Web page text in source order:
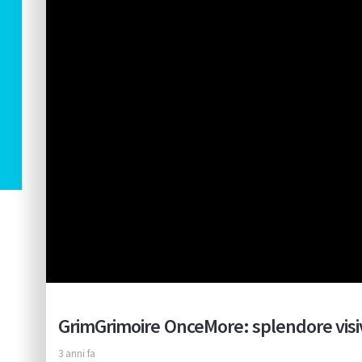
GrimGrimoire OnceMore: splendore
3 anni fa